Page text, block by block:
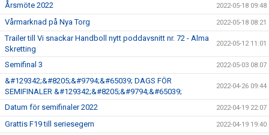
Årsmöte 2022 2022-05-18 09:48
Vårmarknad på Nya Torg 2022-05-18 08:21
Trailer till Vi snackar Handboll nytt poddavsnitt nr. 72 - Alma
Skretting
2022-05-12 11:01
Semifinal 3 2022-05-03 08:07
&#129342;&#8205;&#9794;&#65039; DAGS FÖR
SEMIFINALER &#129342;&#8205;&#9794;&#65039;
2022-04-26 09:44
Datum för semifinaler 2022 2022-04-19 22:07
Grattis F19 till seriesegern 2022-04-19 19:40